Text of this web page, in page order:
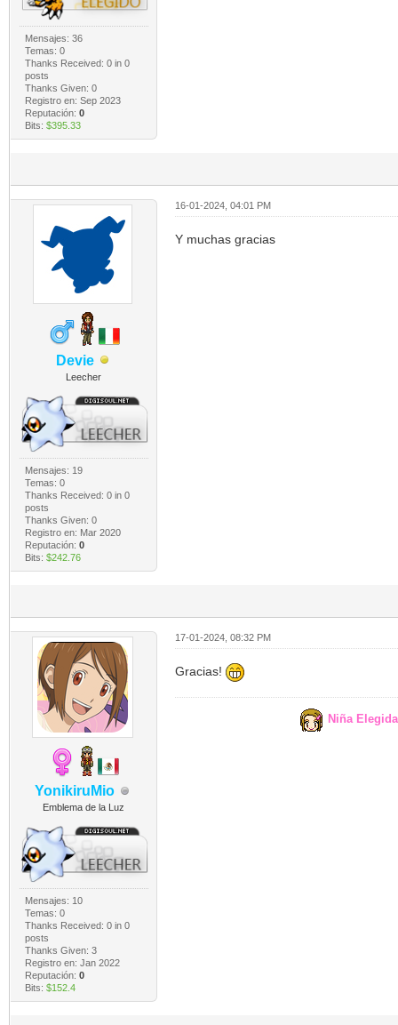
Mensajes: 36
Temas: 0
Thanks Received: 0in 0
posts
Thanks Given: 0
Registro en: Sep 2023
Reputación: 0
Bits: $395.33
Devie
Leecher
Mensajes: 19
Temas: 0
Thanks Received: 0in 0
posts
Thanks Given: 0
Registro en: Mar 2020
Reputación: 0
Bits: $242.76
16-01-2024, 04:01 PM
Y muchas gracias
YonikiruMio
Emblema de la Luz
Mensajes: 10
Temas: 0
Thanks Received: 0in 0
posts
Thanks Given: 3
Registro en: Jan 2022
Reputación: 0
Bits: $152.4
17-01-2024, 08:32 PM
Gracias!
Niña